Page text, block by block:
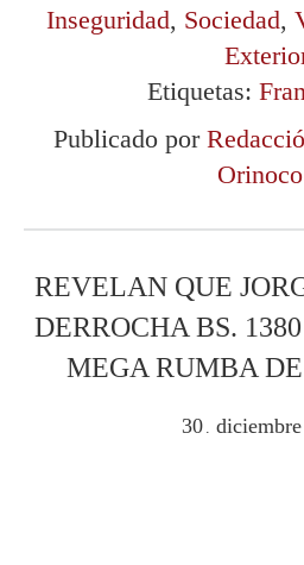
Inseguridad, Sociedad,
Etiquetas:
Publicado por
Orinoco
REVELAN QUE
DERROCHA BS.
MEGA RUMBA
30 diciembre